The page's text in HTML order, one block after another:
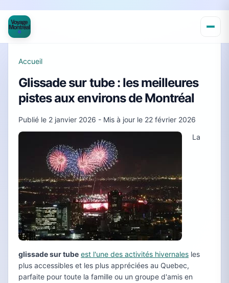
Accueil
Glissade sur tube : les meilleures
pistes aux environs de Montréal
Publié le 2 janvier 2026 - Mis à jour le 22 février 2026
La
glissade sur tube est l'une des activités hivernales les
plus accessibles et les plus appréciées au Quebec,
parfaite pour toute la famille ou un groupe d'amis en